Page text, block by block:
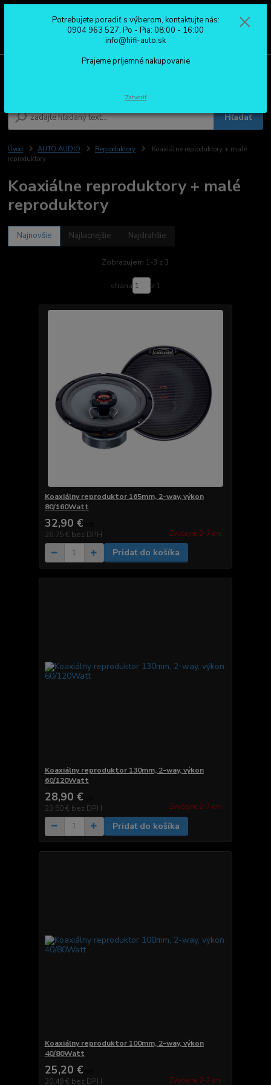
Hľadať
0904 963 527
Po - Pia: 08:00 - 16:00
Úvod AUTO AUDIO Reproduktory
Koaxiálne reproduktory + malé
reproduktory
Koaxiálne reproduktory + malé
reproduktory
Najnovšie Najlacnejšie Najdrahšie
Zobrazujem 1-3 z 3
strana z 1
Koaxiálny reproduktor 165mm, 2-way, výkon
80/160Watt
32,90 €
26,75 € bez DPH Zvyčajne 2-7 dni.
Pridať do košíka
Koaxiálny reproduktor 130mm, 2-way, výkon
60/120Watt
28,90 €
23,50 € bez DPH Zvyčajne 2-7 dni.
Pridať do košíka
Koaxiálny reproduktor 100mm, 2-way, výkon
40/80Watt
25,20 €
20,49 € bez DPH Zvyčajne 2-7 dni.
Potrebujete poradiť s výberom, kontaktujte nás:
0904 963 527, Po - Pia: 08:00 - 16:00
info@hifi-auto.sk
Prajeme príjemné nakupovanie
Zatvoriť